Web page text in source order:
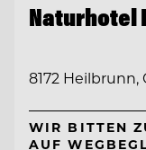
Naturhotel
8172 Heilbrunn,
WIR BITTEN
AUF